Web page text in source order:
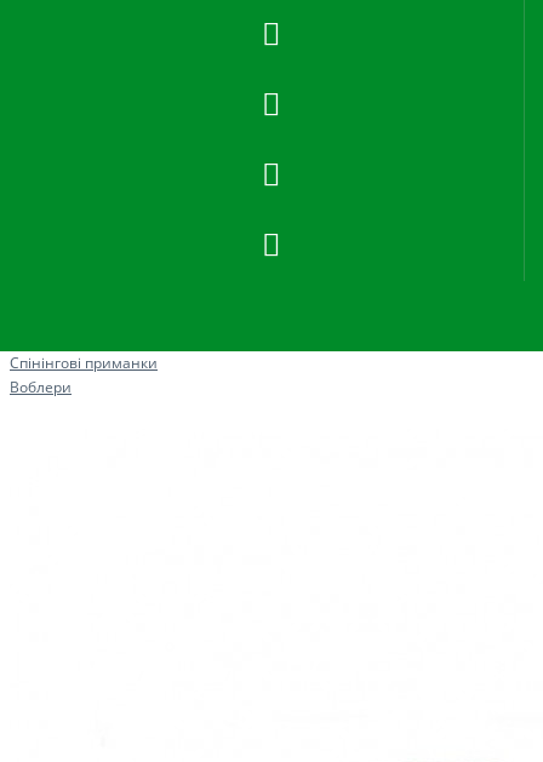
Спінінгові приманки
Воблери